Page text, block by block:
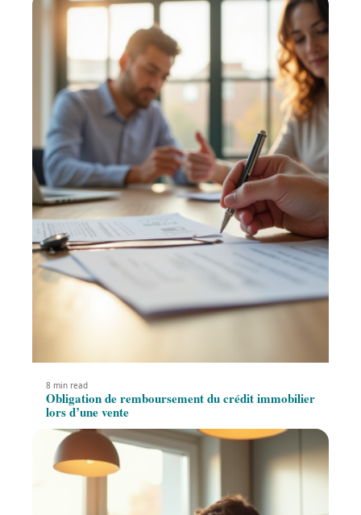
8 min read
Obligation de remboursement du crédit immobilier
lors d’une vente